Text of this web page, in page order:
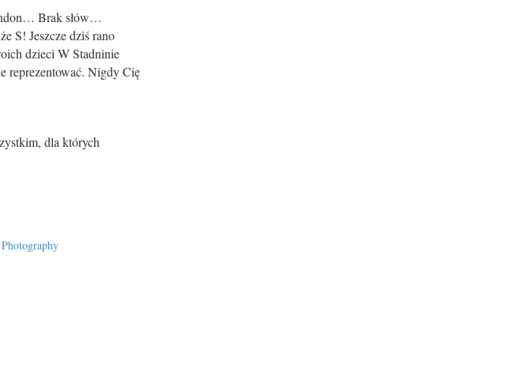
Brak słów…
S! Jeszcze dziś rano
dzieci W Stadninie
reprezentować. Nigdy Cię
dla których